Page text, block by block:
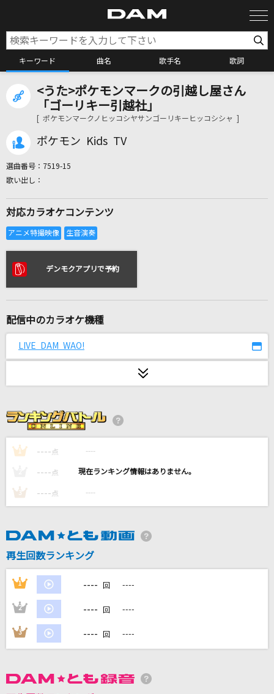
キーワード 曲名 歌手名 歌詞
カラオケ検索
カラオケ店舗検索
リアルタイムで歌われている曲の一覧
TEST ME(【推しの子】アニメバージョン)
ライラック
Mrs. GREEN APPLE
tuki.
Palette
ともに
WANIMA
[オリカラ]世界が終るまでは… 1994/6/22渋谷
公会堂
WANDS
ハチ feat.初音ミク
<うた>ポケモンマークの引越し屋さん
「ゴーリキー引越社」
[ ポケモンマークノヒッコシヤサンゴーリキーヒッコシシャ ]
ポケモン Kids TV
選曲番号： 7519-15
対応カラオケコンテンツ
デンモクアプリで予約
配信中のカラオケ機種
LIVE DAM WAO!
1 ---- 点 ----
---- 点 ----
3 ---- 点 ----
再生回数ランキング
1 ---- 回 ----
2 ---- 回 ----
3 ---- 回 ----